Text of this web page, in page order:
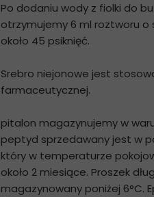
Po dodaniu wody z fiolki do
otrzymujemy 6 ml roztworu o
około 45 psiknięć.
Srebro niejonowe jest
farmaceutycznej.
pitalon magazynujemy w
peptyd sprzedawany jest w
który w temperaturze
około 2 miesiące. Proszek
magazynowany poniżej 6°C.